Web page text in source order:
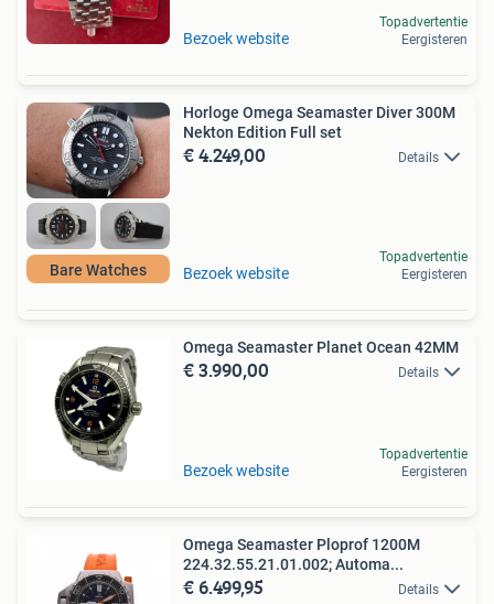
Bezoek website
Topadvertentie
Eergisteren
Bare Watches
Horloge Omega Seamaster Diver 300M
Nekton Edition Full set
€ 4.249,00 Details
Bezoek website
Topadvertentie
Eergisteren
Omega Seamaster Planet Ocean 42MM
€ 3.990,00 Details
Bezoek website
Topadvertentie
Eergisteren
Omega Seamaster Ploprof 1200M
224.32.55.21.01.002; Automa...
€ 6.499,95 Details